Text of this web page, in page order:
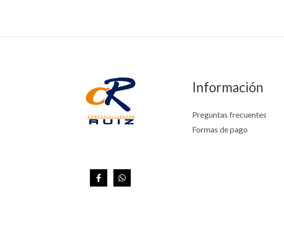
Información
Preguntas frecuentes
Formas de pago